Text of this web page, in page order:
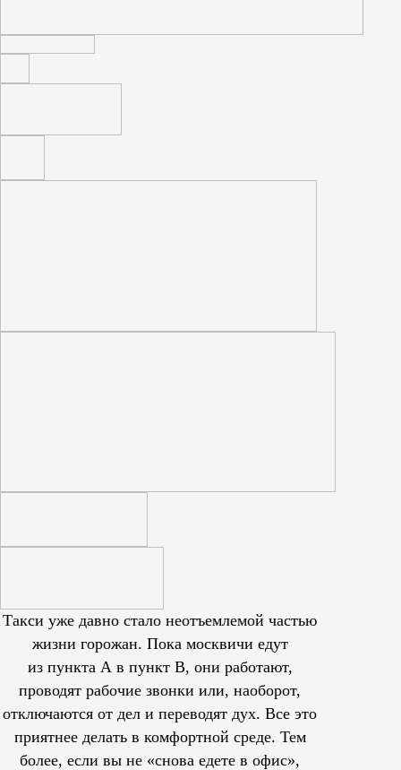
Такси уже давно стало неотъемлемой частью
жизни горожан. Пока москвичи едут
из пункта А в пункт В, они работают,
проводят рабочие звонки или, наоборот,
отключаются от дел и переводят дух. Все это
приятнее делать в комфортной среде. Тем
более, если вы не «снова едете в офис»,